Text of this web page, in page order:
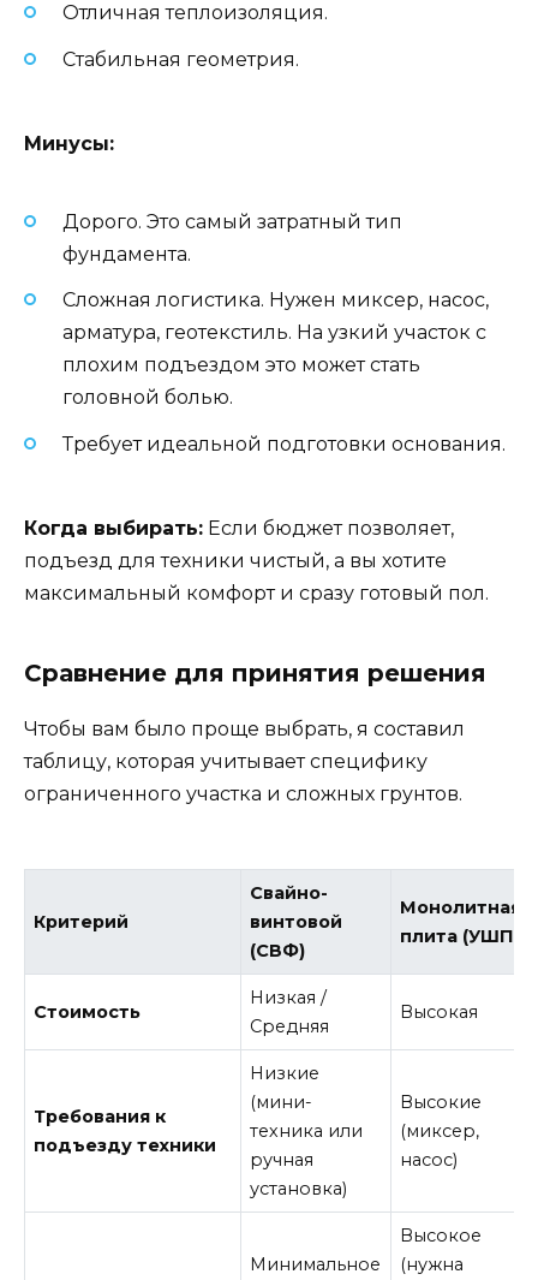
Отличная теплоизоляция.
Стабильная геометрия.
Минусы:
Дорого. Это самый затратный тип
фундамента.
Сложная логистика. Нужен миксер, насос,
арматура, геотекстиль. На узкий участок с
плохим подъездом это может стать
головной болью.
Требует идеальной подготовки основания.
Когда выбирать: Если бюджет позволяет,
подъезд для техники чистый, а вы хотите
максимальный комфорт и сразу готовый пол.
Сравнение для принятия решения
Чтобы вам было проще выбрать, я составил
таблицу, которая учитывает специфику
ограниченного участка и сложных грунтов.
Критерий
Свайно-
винтовой
(СВФ)
Монолитная
плита (УШП)
Стоимость
Низкая /
Средняя
Высокая
Требования к
подъезду техники
Низкие
(мини-
техника или
ручная
установка)
Высокие
(миксер,
насос)
Минимальное
Высокое
(нужна